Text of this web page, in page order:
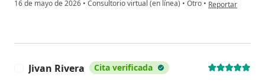
16 de mayo de 2026 • Consultorio virtual (en línea) • Otro • Reportar
Jivan Rivera Cita verificada